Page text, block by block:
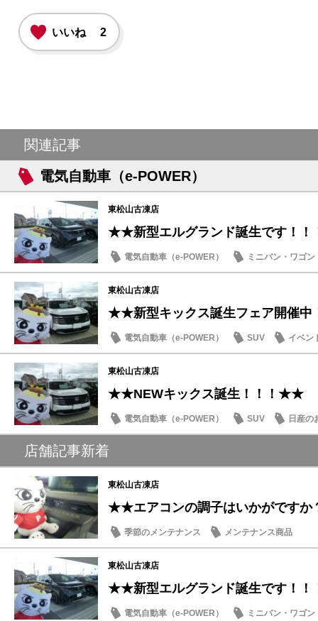
いいね 2
関連記事
電気自動車（e-POWER）
東松山古凍店
★★新型エルグランド誕生です！
電気自動車（e-POWER）
ミニバン・ワゴン
日産のお店
東松山古凍店
★★新型キックス誕生フェア開催
電気自動車（e-POWER） SUV
イベン
日産のお店
東松山古凍店
★★NEWキックス誕生！！！★★
電気自動車（e-POWER） SUV 日産の
店舗記事新着
東松山古凍店
★★エアコンの調子はいかがです
季節のメンテナンス メンテナンス商品
東松山古凍店
★★新型エルグランド誕生です！
電気自動車（e-POWER）
ミニバン・ワゴン